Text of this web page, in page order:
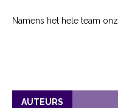
Namens het hele team
AUTEURS